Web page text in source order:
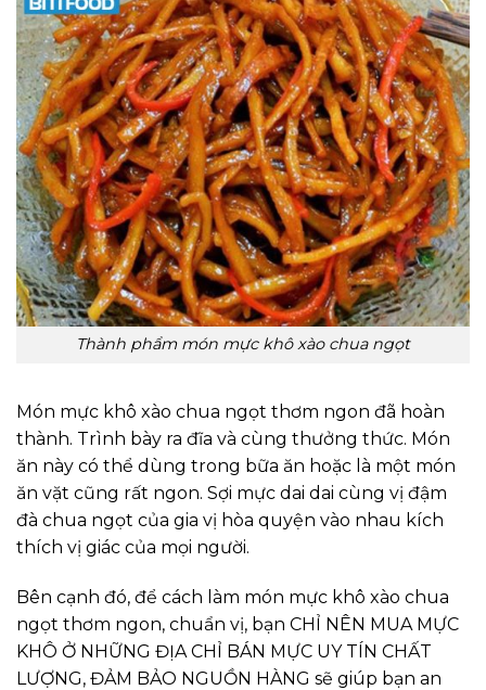
Thành phẩm món mực khô xào chua ngọt
Món mực khô xào chua ngọt thơm ngon đã hoàn
thành. Trình bày ra đĩa và cùng thưởng thức. Món
ăn này có thể dùng trong bữa ăn hoặc là một món
ăn vặt cũng rất ngon. Sợi mực dai dai cùng vị đậm
đà chua ngọt của gia vị hòa quyện vào nhau kích
thích vị giác của mọi người.
Bên cạnh đó, để cách làm món mực khô xào chua
ngọt thơm ngon, chuẩn vị, bạn CHỈ NÊN MUA MỰC
KHÔ Ở NHỮNG ĐỊA CHỈ BÁN MỰC UY TÍN CHẤT
LƯỢNG, ĐẢM BẢO NGUỒN HÀNG sẽ giúp bạn an